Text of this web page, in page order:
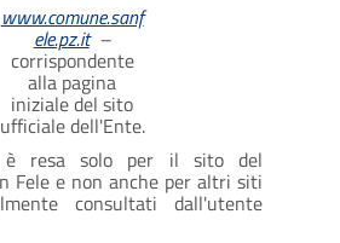
www.comune.sanf
ele.pz.it –
corrispondente
alla pagina
iniziale del sito
ufficiale dell'Ente.
è resa solo per il sito del
Fele e non anche per altri siti
consultati dall'utente